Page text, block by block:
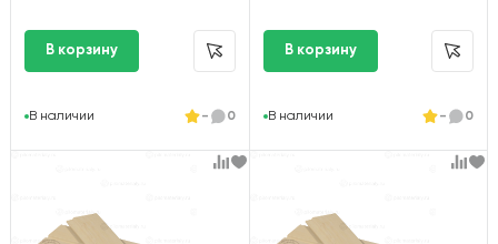
В наличии - 0 В наличии - 0